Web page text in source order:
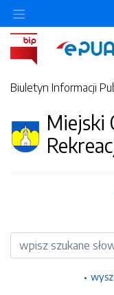
Biuletyn Informacji
Miejski
Wyszukiwarka